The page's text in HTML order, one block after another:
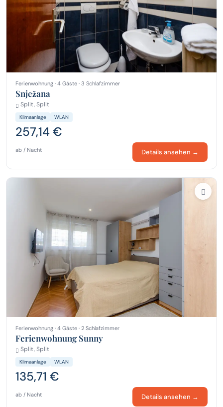
Ferienwohnung · 4 Gäste · 3 Schlafzimmer
Snježana
Split, Split
Klimaanlage WLAN
257,14 €
ab / Nacht Details ansehen →
Ferienwohnung · 4 Gäste · 2 Schlafzimmer
Ferienwohnung Sunny
Split, Split
Klimaanlage WLAN
135,71 €
ab / Nacht Details ansehen →